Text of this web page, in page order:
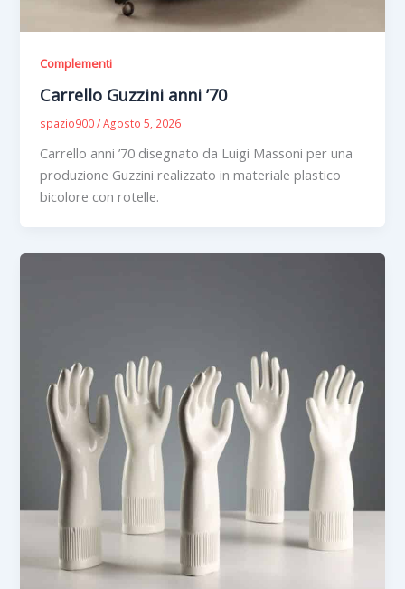
Complementi
Carrello Guzzini anni ’70
spazio900/Agosto 5, 2026
Carrello anni ’70 disegnato da Luigi Massoni per una
produzione Guzzini realizzato in materiale plastico
bicolore con rotelle.